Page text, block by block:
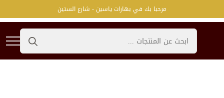
مرحبا بك في بهارات ياسين - شارع الستين
Search
for: